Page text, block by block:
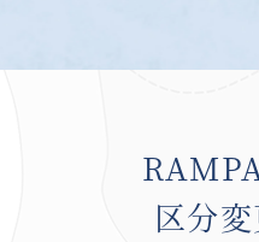
区分